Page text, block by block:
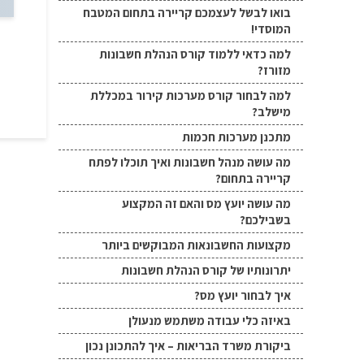
בואו לבשל לעצמכם קריירה בתחום המטבח
המוסדי!
למה כדאי ללמוד קורס הנהלת חשבונות
מזורז?
למה לבחור קורס מערכות קירור במכללת
מישלב?
מתכנן מערכות חכמות
מה עושה מנהל חשבונות ואיך תוכלו לפתח
קריירה בתחום?
מה עושה יועץ מס והאם זה המקצוע
בשבילכם?
מקצועות החשבונאות המבוקשים ביותר
יתרונותיו של קורס הנהלת חשבונות
איך לבחור יועץ מס?
באיזה כלי עבודה משתמש מנעולן
ביקורת משרד הבריאות – איך להתכונן נכון